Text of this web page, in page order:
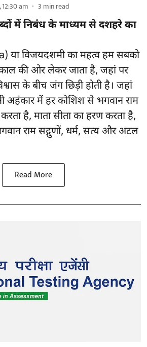
am 3 min read
में निबंध के माध्यम से दशहरे का
या विजयदशमी का महत्व हम सबको
की ओर लेकर जाता है, जहां पर
के बीच जंग छिड़ी होती है।‌ जहां
अहंकार में हर कोशिश से भगवान राम
है, माता सीता का हरण करता है,
राम सद्गुणों, धर्म, सत्य और अटल
Read More